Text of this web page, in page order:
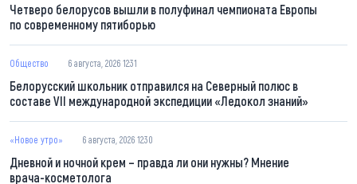
Четверо белорусов вышли в полуфинал чемпионата Европы
по современному пятиборью
Общество 6 августа, 2026 12:31
Белорусский школьник отправился на Северный полюс в
составе VII международной экспедиции «Ледокол знаний»
«Новое утро» 6 августа, 2026 12:30
Дневной и ночной крем – правда ли они нужны? Мнение
врача-косметолога